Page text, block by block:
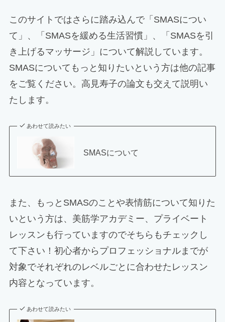
このサイトではさらに踏み込んで「SMASについ
て」、「SMASを緩める生活習慣」、「SMASを引
き上げるマッサージ」について解説しています。
SMASについてもっと知りたいという方は他の記事
をご覧ください。高見寿子の論文も交えて説明い
たします。
あわせて読みたい
SMASについて
また、もっとSMASのことや表情筋について知りた
いという方は、美筋学アカデミー、プライベート
レッスンも行っていますのでそちらもチェックし
て下さい！初心者からプロフェッショナルまでが
対象でそれぞれのレベルごとに合わせたレッスン
内容となっています。
あわせて読みたい